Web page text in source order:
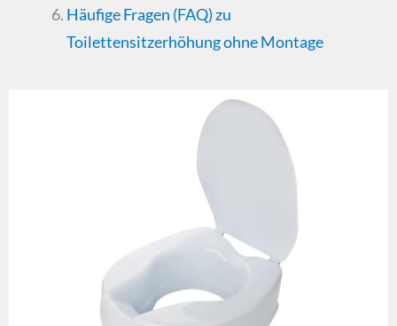
Häufige Fragen (FAQ) zu
Toilettensitzerhöhung ohne Montage